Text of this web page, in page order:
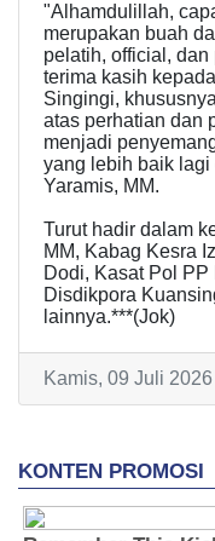
"Alhamdulillah,
merupakan buah
pelatih, official,
terima kasih
Singingi,
atas perhatian dan
menjadi
yang lebih baik lagi
Yaramis, MM.
Turut hadir dalam
MM, Kabag Kesra
Dodi, Kasat Pol
Disdikpora
lainnya.***(Jok)
Kamis, 09 Juli